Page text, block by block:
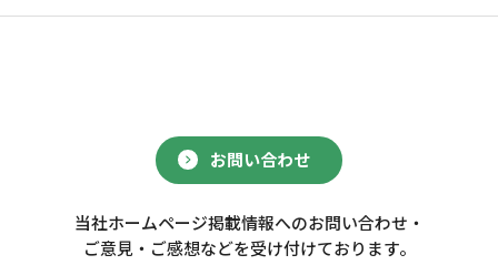
お問い合わせ
当社ホームページ掲載情報へのお問い合わせ・
ご意見・ご感想などを受け付けております。